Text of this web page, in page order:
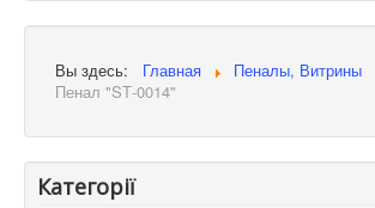
Вы здесь: Главная
Пеналы, Витрины
Пенал "SТ-0014"
Категорії